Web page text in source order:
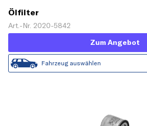
Ölfilter
Art.-Nr. 2020-5842
Zum Angebot
Fahrzeug auswählen